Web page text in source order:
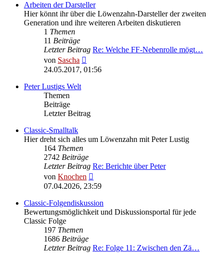
Arbeiten der Darsteller
Hier könnt ihr über die Löwenzahn-Darsteller der zweiten
Generation und ihre weiteren Arbeiten diskutieren
1 Themen
11 Beiträge
Letzter Beitrag Re: Welche FF-Nebenrolle mögt…
von Sascha
Beitrag
24.05.2017, 01:56
Peter Lustigs Welt
Themen
Beiträge
Letzter Beitrag
Classic-Smalltalk
Hier dreht sich alles um Löwenzahn mit Peter Lustig
164 Themen
2742 Beiträge
Letzter Beitrag Re: Berichte über Peter
von Knochen
Beitrag
07.04.2026, 23:59
Classic-Folgendiskussion
Bewertungsmöglichkeit und Diskussionsportal für jede
Classic Folge
197 Themen
1686 Beiträge
Letzter Beitrag Re: Folge 11: Zwischen den Zä…